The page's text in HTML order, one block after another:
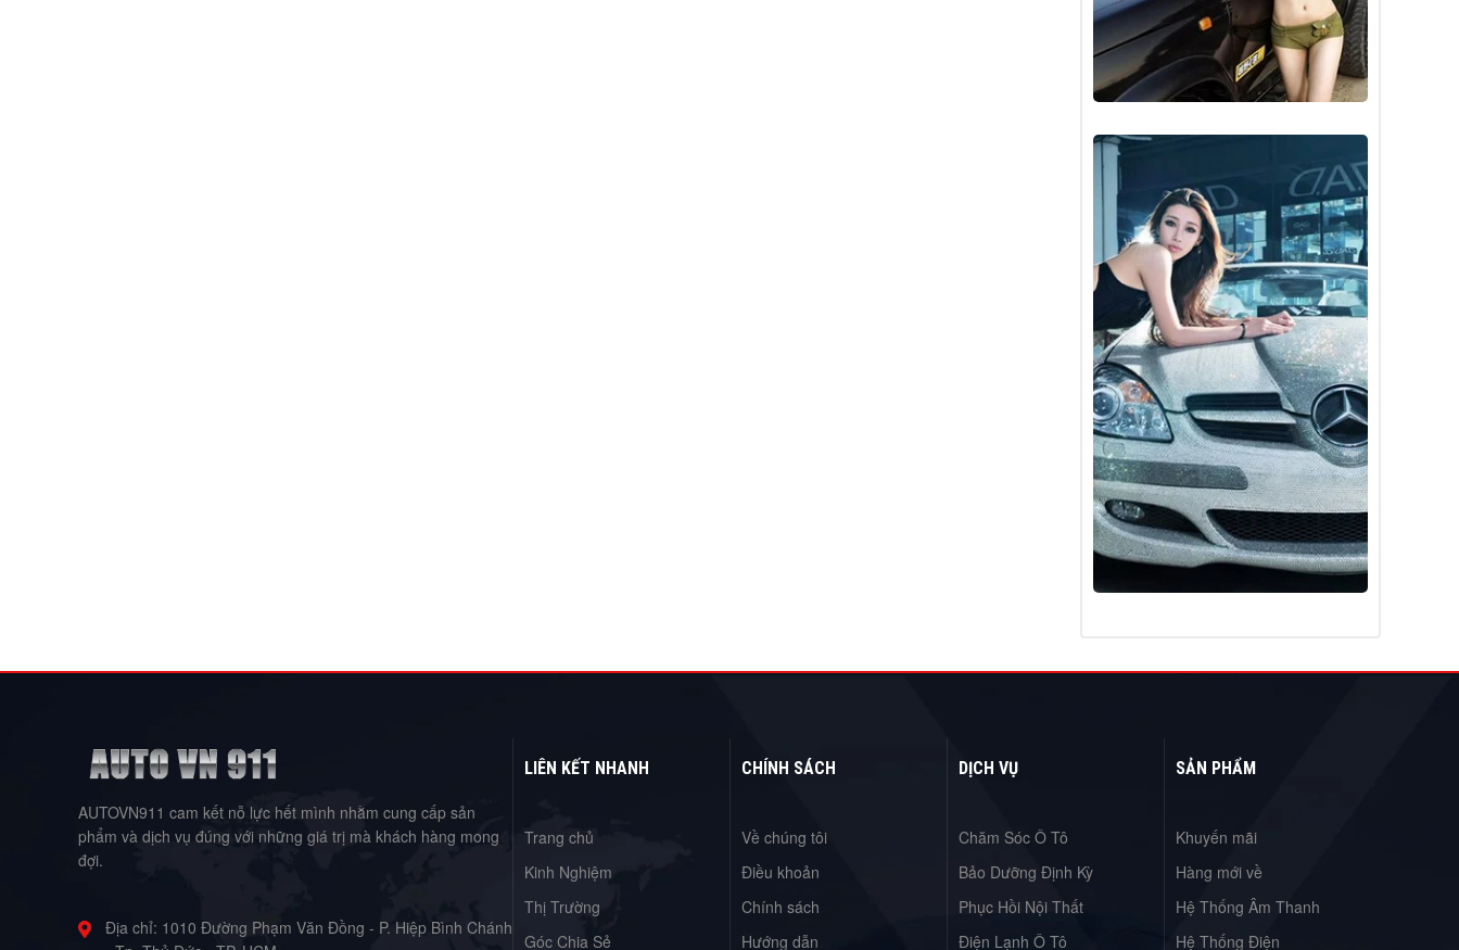
AUTOVN911 cam kết nỗ lực hết mình nhằm cung cấp sản
phẩm và dịch vụ đúng với những giá trị mà khách hàng mong
đợi.
Địa chỉ: 1010 Đường Phạm Văn Đồng - P. Hiệp Bình Chánh
LIÊN KẾT NHANH
Trang chủ
Kinh Nghiệm
Thị Trường
Góc Chia Sẻ
CHÍNH SÁCH
Về chúng tôi
Điều khoản
Chính sách
Hướng dẫn
DỊCH VỤ
Chăm Sóc Ô Tô
Bảo Dưỡng Định Kỳ
Phục Hồi Nội Thất
Điện Lạnh Ô Tô
SẢN PHẨM
Khuyến mãi
Hàng mới về
Hệ Thống Âm Thanh
Hệ Thống Điện